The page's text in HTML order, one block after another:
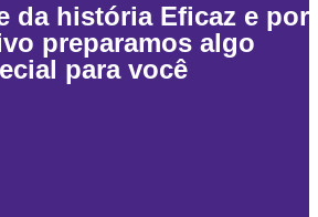
da história Eficaz e por
preparamos algo
para você